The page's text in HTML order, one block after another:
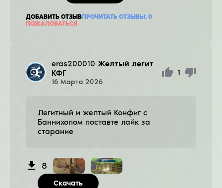
ДОБАВИТЬ ОТЗЫВПРОЧИТАТЬ ОТЗЫВЫ: 0
ПОЖАЛОВАТЬСЯ
eras200010 Желтый легит
КФГ
16 Марта 2026
1
Легитный и желтый Конфиг с
Баннихопом поставте лайк за
старание
8
Скачать